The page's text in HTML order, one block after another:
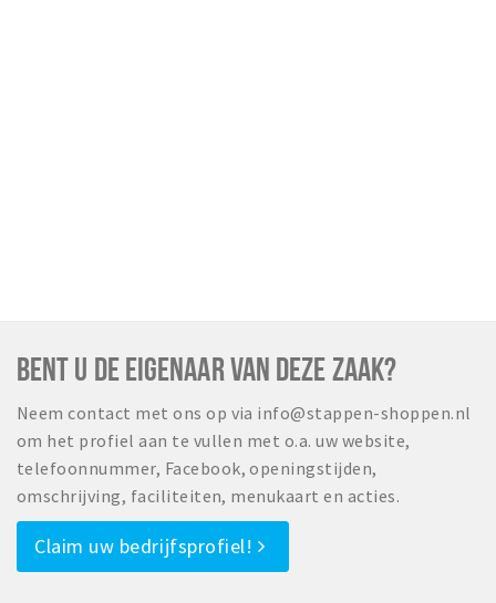
BENT U DE EIGENAAR VAN DEZE ZAAK?
Neem contact met ons op via info@stappen-shoppen.nl
om het profiel aan te vullen met o.a. uw website,
telefoonnummer, Facebook, openingstijden,
omschrijving, faciliteiten, menukaart en acties.
Claim uw bedrijfsprofiel!